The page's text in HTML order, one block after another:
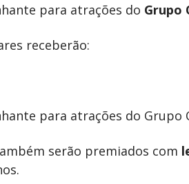
para atrações do Grupo
receberão:
para atrações do Grupo
serão premiados com